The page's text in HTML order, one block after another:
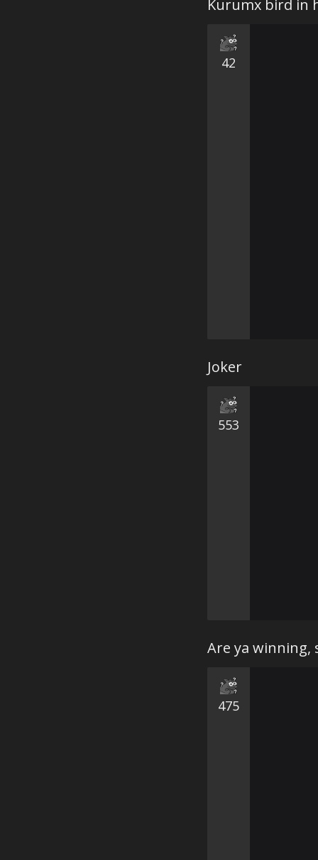
Kurumx bird in
42
Joker
553
Are ya winning,
475